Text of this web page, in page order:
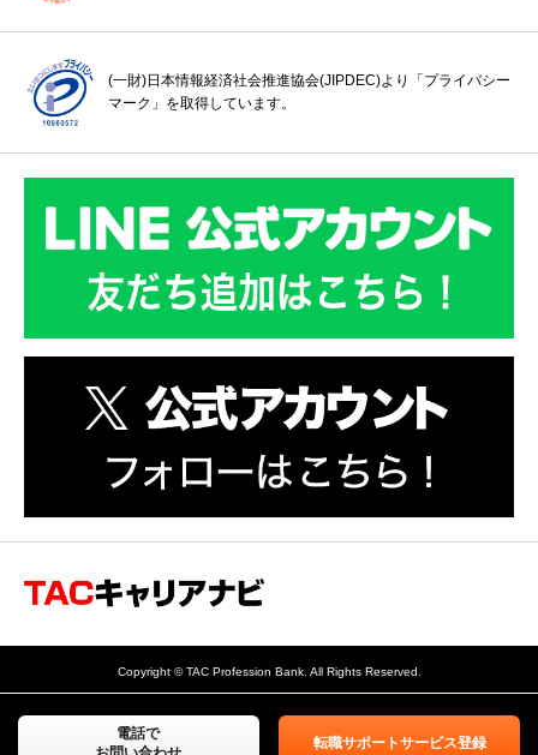
電話で
転職サポートサービス登録
(一財)日本情報経済社会推進協会(JIPDEC)より「プライバシー
マーク」を取得しています。
Copyright © TAC Profession Bank. All Rights Reserved.